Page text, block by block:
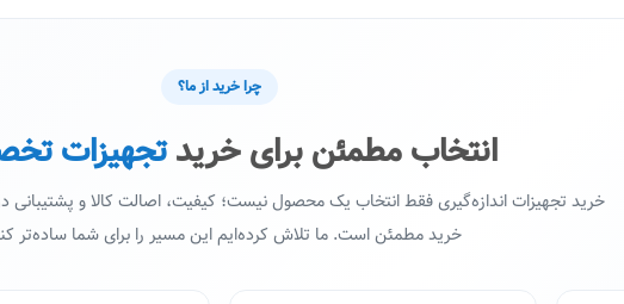
چرا خرید از ما؟
انتخاب مطمئن برای خریدتجهیزات
خرید تجهیزات اندازه‌گیری فقط انتخاب یک محصول نیست؛ کیفیت، اصالت کالا و
خرید مطمئن است. ما تلاش کرده‌ایم این مسیر را برای شما ساده‌تر